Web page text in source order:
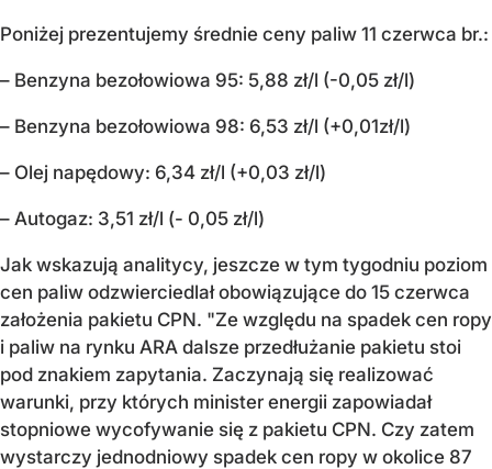
Poniżej prezentujemy średnie ceny paliw 11 czerwca br.:
– Benzyna bezołowiowa 95: 5,88 zł/l (-0,05 zł/l)
– Benzyna bezołowiowa 98: 6,53 zł/l (+0,01zł/l)
– Olej napędowy: 6,34 zł/l (+0,03 zł/l)
– Autogaz: 3,51 zł/l (- 0,05 zł/l)
Jak wskazują analitycy, jeszcze w tym tygodniu poziom
cen paliw odzwierciedlał obowiązujące do 15 czerwca
założenia pakietu CPN. "Ze względu na spadek cen ropy
i paliw na rynku ARA dalsze przedłużanie pakietu stoi
pod znakiem zapytania. Zaczynają się realizować
warunki, przy których minister energii zapowiadał
stopniowe wycofywanie się z pakietu CPN. Czy zatem
wystarczy jednodniowy spadek cen ropy w okolice 87